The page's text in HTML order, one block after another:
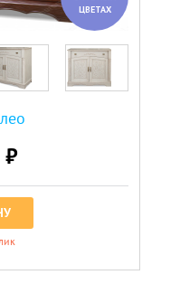
ЦВЕТАХ